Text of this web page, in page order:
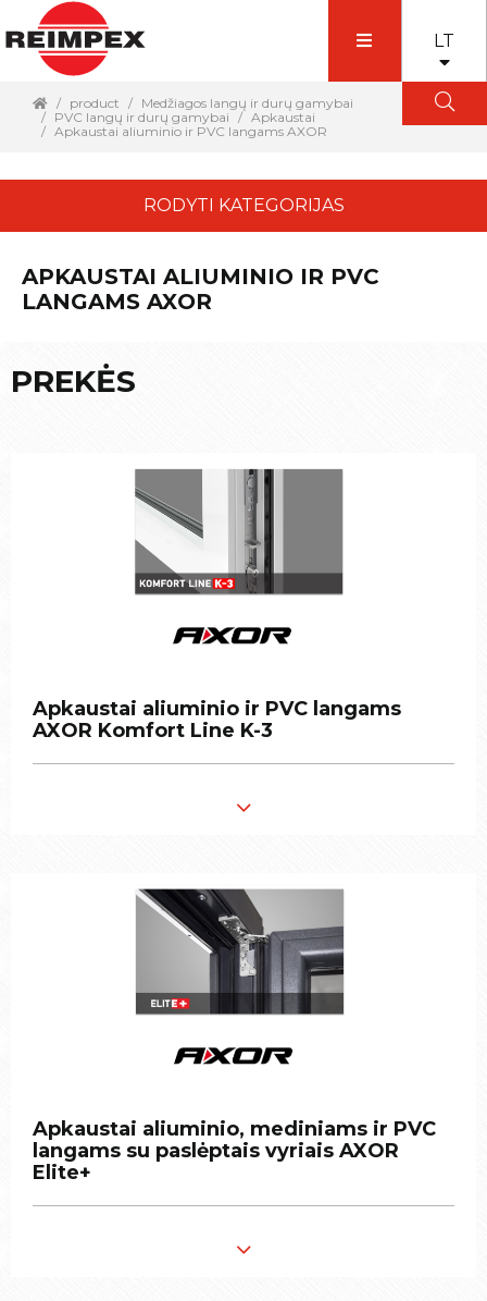
LT
product
Medžiagos langų ir durų gamybai
PVC langų ir durų gamybai
Apkaustai
Apkaustai aliuminio ir PVC langams AXOR
RODYTI KATEGORIJAS
APKAUSTAI ALIUMINIO IR PVC
LANGAMS AXOR
PREKĖS
Apkaustai aliuminio ir PVC langams
AXOR Komfort Line K-3
Apkaustai aliuminio ir PVC langams
AXOR Komfort Line K-3
Apkaustai aliuminio, mediniams ir PVC
langams su paslėptais vyriais AXOR
Elite+
Apkaustai aliuminio, mediniams ir PVC
langams su paslėptais vyriais AXOR
Elite+